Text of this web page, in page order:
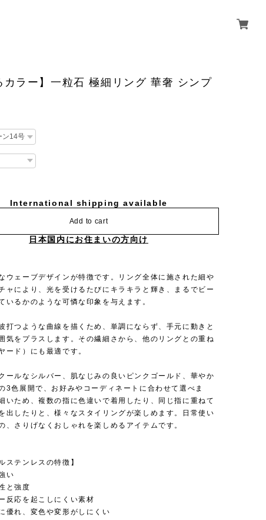
カラー】一粒石 極細リング 華奢 シンプ
International shipping available
Add to cart
日本国内にお住まいの方向け
ウェーブデザインが特徴です。リング全体に施された細や
ャにより、光を受けるたびにキラキラと輝き、まるでビー
いるかのような可憐な印象を与えます。
打つような曲線を描くため、単調にならず、手元に動きと
気をプラスします。その繊細さから、他のリングとの重ね
ード）にも最適です。
ールなシルバー、肌なじみの良いピンクゴールド、華やか
3色展開で、お好みやコーディネートに合わせて選べま
いため、複数の指に色違いで着用したり、同じ指に重ねて
出したりと、様々なスタイリングが楽しめます。日常使い
、さりげなくおしゃれを楽しめるアイテムです。
ステンレスの特徴】
い
と強度
反応を起こしにくい素材
優れ、変色や変形がしにくい